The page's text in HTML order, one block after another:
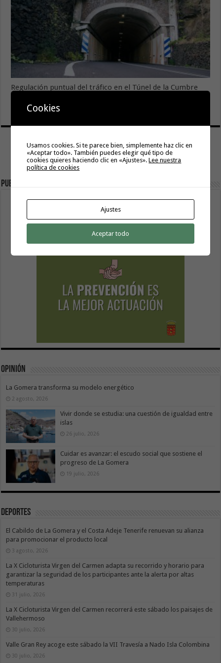
Regulación puntual del tráfico en el Túnel de la Cumbre
por trabajos de limpieza
5 agosto, 2026
Publicidad
Opinión
La Gomera transforma su modelo energético
2 agosto, 2026
Vivir donde se estudia: una cuestión de igualdad entre
islas
26 julio, 2026
Cuidar es avanzar: el escudo social que sostiene el
progreso de La Gomera
19 julio, 2026
Deportes
El Cabildo de La Gomera y el Costa Adeje Tenerife renuevan su alianza
para promocionar el producto local
3 agosto, 2026
La X Cicloturista Virgen del Carmen adapta su recorrido y horario para
garantizar la seguridad de los participantes ante la alerta por altas
temperaturas
31 julio, 2026
La X Cicloturista Virgen del Carmen recorrerá este sábado los paisajes de
Vallehermoso
30 julio, 2026
Valle Gran Rey acoge este sábado la VII Travesía a Nado Isla Colombina
30 julio, 2026
Cookies
Usamos cookies. Si te parece bien, simplemente haz clic en
«Aceptar todo». También puedes elegir qué tipo de
cookies quieres haciendo clic en «Ajustes».Lee nuestra
política de cookies
Ajustes
Aceptar todo